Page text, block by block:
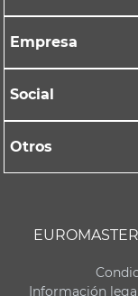
Empresa
Social
Otros
Información